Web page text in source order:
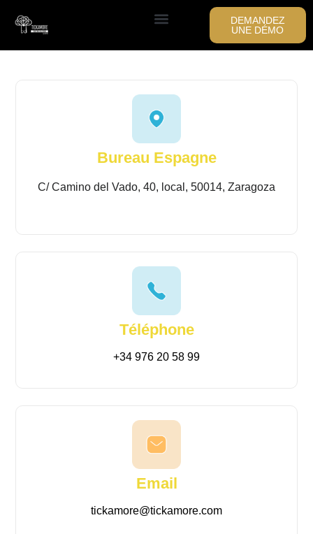
DEMANDEZ
UNE DÉMO
Bureau Espagne
C/ Camino del Vado, 40, local, 50014, Zaragoza
Téléphone
+34 976 20 58 99
Email
tickamore@tickamore.com